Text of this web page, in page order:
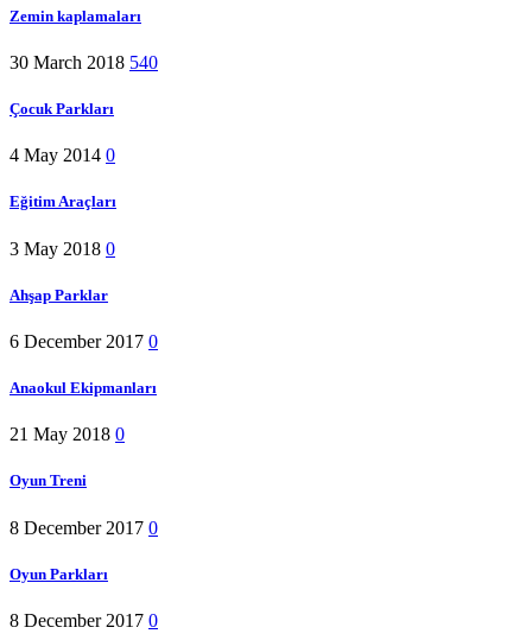
Zemin kaplamaları
30 March 2018 540
Çocuk Parkları
4 May 2014 0
Eğitim Araçları
3 May 2018 0
Ahşap Parklar
6 December 2017 0
Anaokul Ekipmanları
21 May 2018 0
Oyun Treni
8 December 2017 0
Oyun Parkları
8 December 2017 0